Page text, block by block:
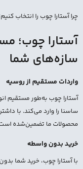
چرا آستارا چوب را انتخاب
آستارا چوب؛
سازه‌های شما
واردات مستقیم از روسیه
آستارا چوب به‌طور مستقیم
ساسنا را وارد می‌کند. با
محصولات ما تضمین‌شده
خرید بدون واسطه
با آستارا چوب، خرید شما